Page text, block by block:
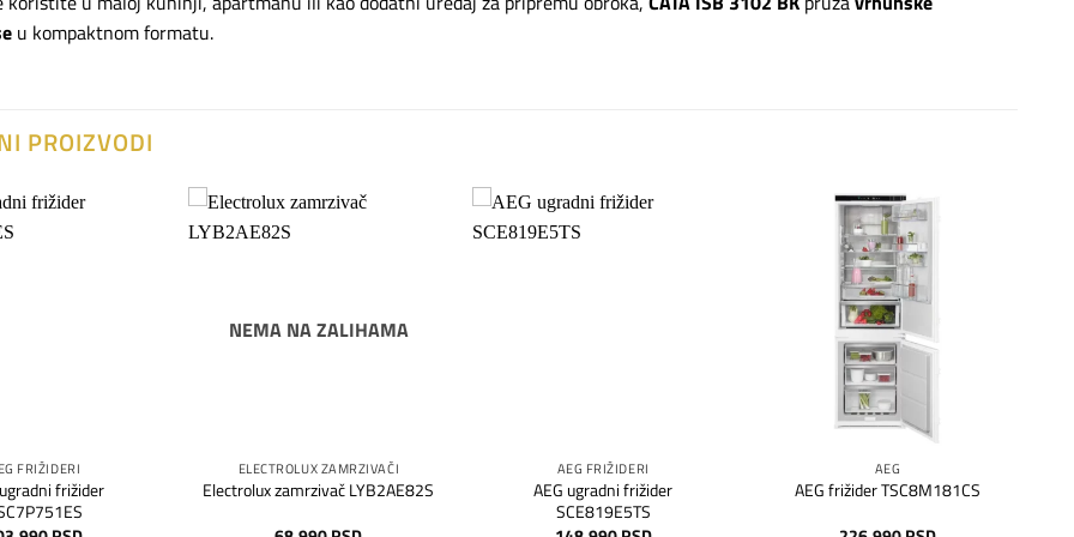
u kompaktnom formatu.
PROIZVODI
FRIŽIDERI
frižider
NEMA NA ZALIHAMA
ELECTROLUX ZAMRZIVAČI
Electrolux zamrzivač LYB2AE82S
AEG FRIŽIDERI
AEG ugradni frižider
SCE819E5TS
AEG
AEG frižider TSC8M181CS